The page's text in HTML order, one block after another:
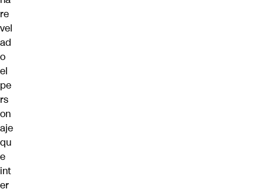
re
vel
ad
o
el
pe
rs
on
aje
qu
e
int
er